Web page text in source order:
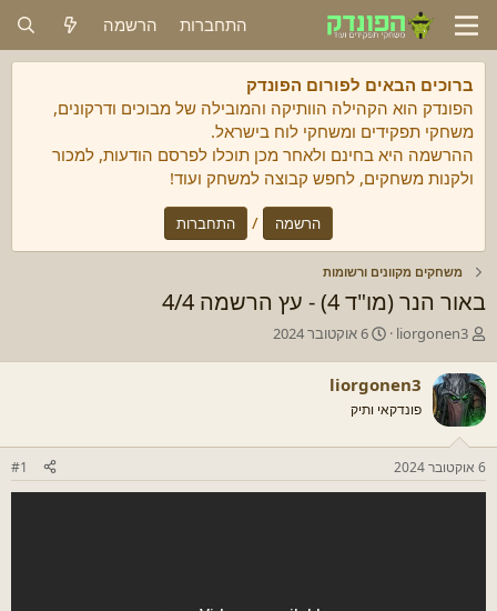
התחברות הרשמה
ברוכים הבאים לפורום הפונדק
הפונדק הוא הקהילה הוותיקה והמובילה של מבוכים ודרקונים,
משחקי תפקידים ומשחקי לוח בישראל.
ההרשמה היא בחינם ולאחר מכן תוכלו לפרסם הודעות, למכור
ולקנות משחקים, לחפש קבוצה למשחק ועוד!
הרשמה / התחברות
משחקים מקוונים ורשומות
באור הנר (מו"ד 4) - עץ הרשמה 4/4
מ
ב
ר
/
ת
ה
נ
ו
liorgonen3
ת
י
ך
ת
ל
6 אוקטובר 2024
liorgonen3
פונדקאי ותיק
6 אוקטובר 2024 #1